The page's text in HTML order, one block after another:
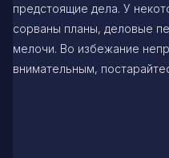
предстоящие дела. У
сорваны планы, деловые
мелочи. Во избежание
внимательным,